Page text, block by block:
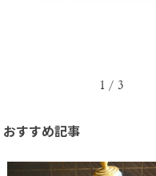
1 / 3
おすすめ記事